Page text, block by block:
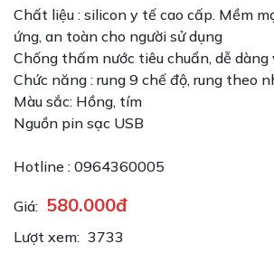
Chất liệu : silicon y tế cao cấp. Mềm
ứng, an toàn cho người sử dụng
Chống thấm nước tiêu chuẩn, dễ dàng
Chức năng : rung 9 chế độ, rung theo
Màu sắc: Hồng, tím
Nguồn pin sạc USB
Hotline : 0964360005
Giá: 580.000đ
Lượt xem: 3733